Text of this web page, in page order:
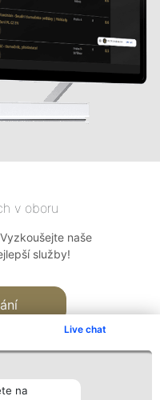
Live chat
na
v oboru
naše
služby!